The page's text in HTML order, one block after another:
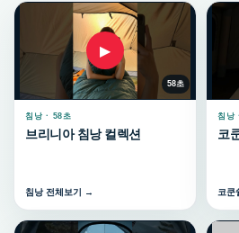
▶
58초
침낭 · 58초
브리니아 침낭 컬렉션
침낭 전체보기 →
침낭
코
코쿤